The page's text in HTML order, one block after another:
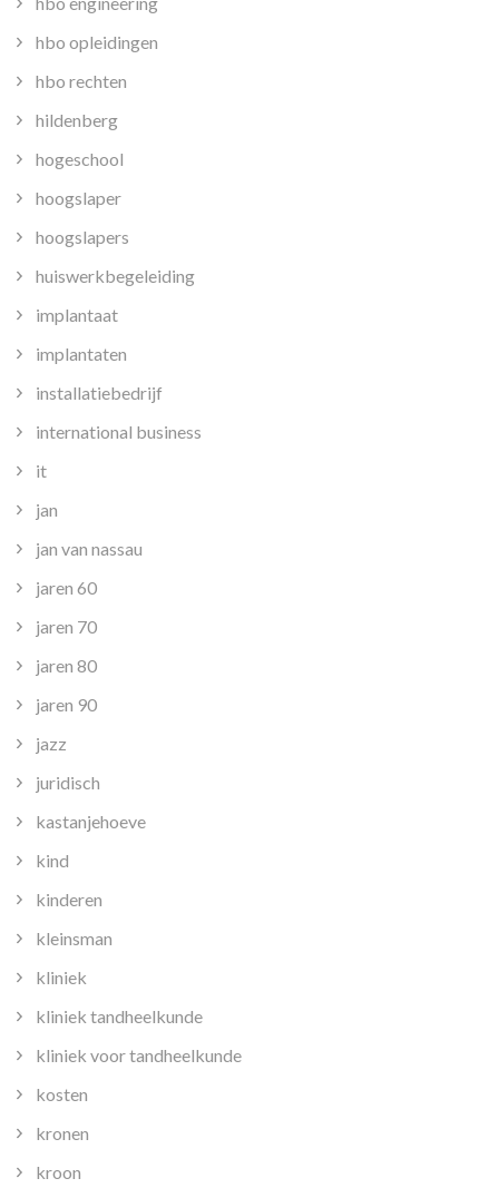
hbo opleidingen
hbo rechten
hildenberg
hogeschool
hoogslaper
hoogslapers
huiswerkbegeleiding
implantaat
implantaten
installatiebedrijf
international business
it
jan
jan van nassau
jaren 60
jaren 70
jaren 80
jaren 90
jazz
juridisch
kastanjehoeve
kind
kinderen
kleinsman
kliniek
kliniek tandheelkunde
kliniek voor tandheelkunde
kosten
kronen
kroon